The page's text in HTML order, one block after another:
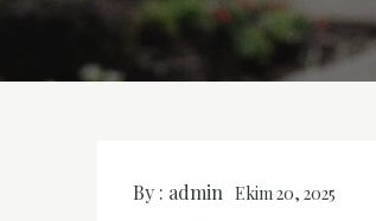
By : admin Ekim 20, 2025